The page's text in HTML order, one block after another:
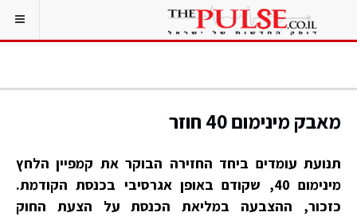
מאבק מינימום 40 חוזר
תנועת עומדים ביחד החזירה הבוקר את קמפיין הלחץ
מינימום 40, שקודם באופן אגרסיבי בכנסת הקודמת.
כזכור, ההצבעה במליאת הכנסת על הצעת החוק